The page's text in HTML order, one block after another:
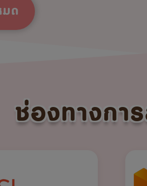
ด
ช่องทางกา